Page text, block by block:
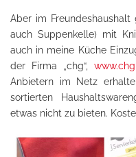
Aber im
auch Suppenkelle) mit
auch in meine Küche
der Firma „chg“,
Anbietern im Netz
sortierten
etwas nicht zu bieten.